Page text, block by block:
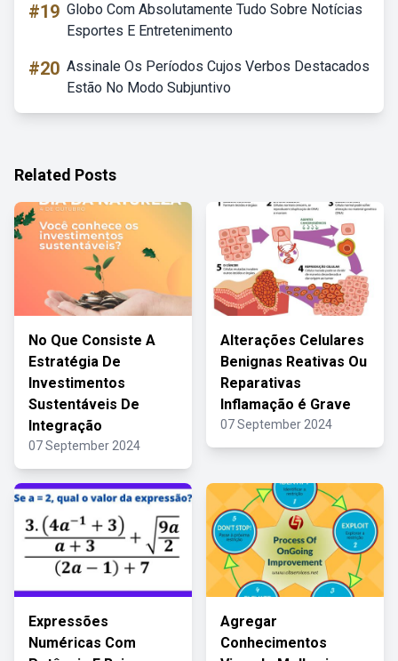
#19 Globo Com Absolutamente Tudo Sobre Notícias
Esportes E Entretenimento
#20 Assinale Os Períodos Cujos Verbos Destacados
Estão No Modo Subjuntivo
Related Posts
No Que Consiste A
Estratégia De
Investimentos
Sustentáveis De
Integração
07 September 2024
Alterações Celulares
Benignas Reativas Ou
Reparativas
Inflamação é Grave
07 September 2024
Expressões
Numéricas Com
Agregar
Conhecimentos